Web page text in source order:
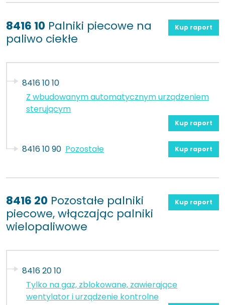
8416 10 Palniki piecowe na
paliwo ciekłe
Kup raport
8416 10 10
Z wbudowanym automatycznym urządzeniem
sterującym
Kup raport
8416 10 90 Pozostałe Kup raport
8416 20 Pozostałe palniki
piecowe, włączając palniki
wielopaliwowe
Kup raport
8416 20 10
Tylko na gaz, zblokowane, zawierające
wentylator i urządzenie kontrolne